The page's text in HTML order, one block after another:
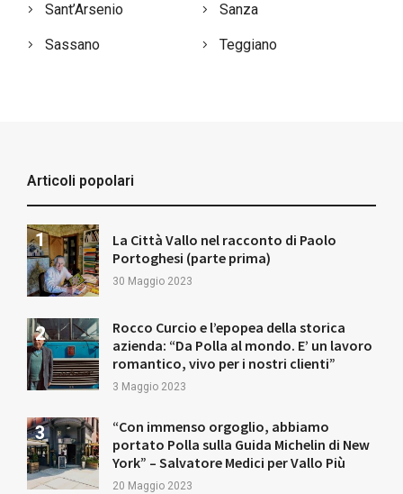
Sant’Arsenio Sanza
Sassano Teggiano
Articoli popolari
La Città Vallo nel racconto di Paolo
Portoghesi (parte prima)
30 Maggio 2023
Rocco Curcio e l’epopea della storica
azienda: “Da Polla al mondo. E’ un lavoro
romantico, vivo per i nostri clienti”
3 Maggio 2023
“Con immenso orgoglio, abbiamo
portato Polla sulla Guida Michelin di New
York” – Salvatore Medici per Vallo Più
20 Maggio 2023